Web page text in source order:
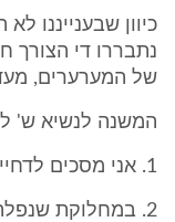
כיוון שבענייננו
נתבררו די הצורך
של המערערים,
המשנה לנשיא ש'
1. אני מסכים לדחיית הערעור.
2. במחלוקת